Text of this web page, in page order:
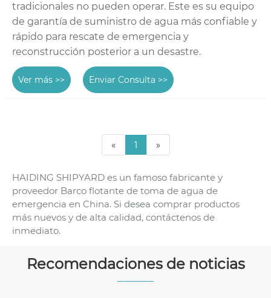
tradicionales no pueden operar. Este es su equipo
de garantía de suministro de agua más confiable y
rápido para rescate de emergencia y
reconstrucción posterior a un desastre.
Ver más >> Enviar Consulta >>
« 1 »
HAIDING SHIPYARD es un famoso fabricante y
proveedor Barco flotante de toma de agua de
emergencia en China. Si desea comprar productos
más nuevos y de alta calidad, contáctenos de
inmediato.
Recomendaciones de noticias